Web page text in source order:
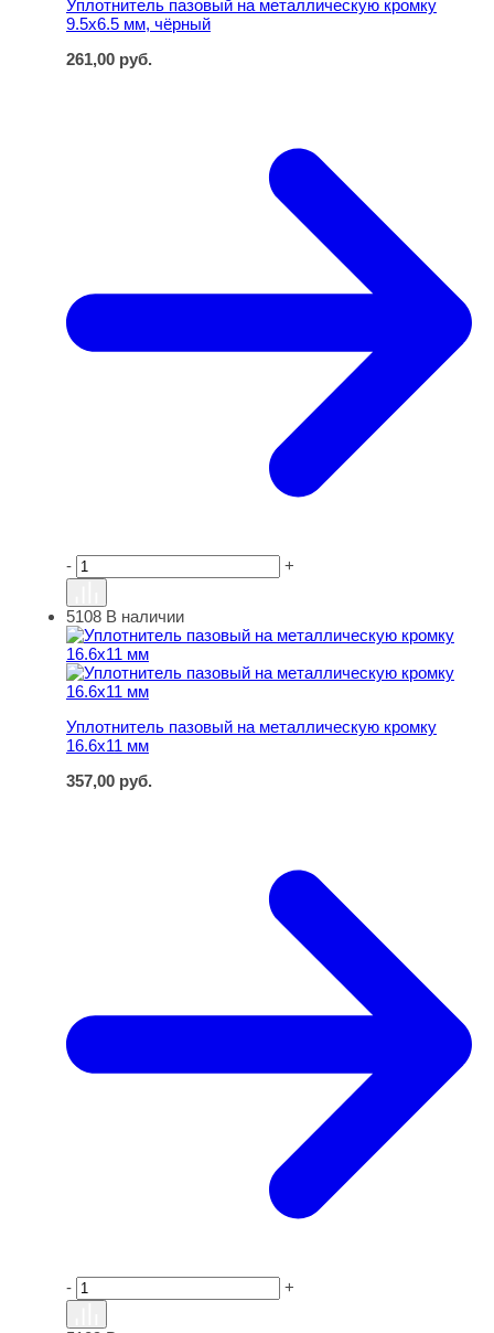
Уплотнитель пазовый на металлическую кромку
9.5х6.5 мм, чёрный
261,00 руб.
- +
Уплотнитель пазовый на металлическую кромку
5108 В наличии
Уплотнитель пазовый на металлическую кромку
16.6х11 мм
357,00 руб.
- +